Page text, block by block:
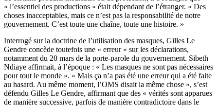
« l’essentiel des productions » était dépendant de l’étranger. « Des
choses inacceptables, mais ce n’est pas la responsabilité de notre
gouvernement. C’est toute une chaîne, toute une histoire. »
Interrogé sur la doctrine de l’utilisation des masques, Gilles Le
Gendre concède toutefois une « erreur » sur les déclarations,
notamment du 20 mars de la porte-parole du gouvernement. Sibeth
Ndiaye affirmait, à l’époque : « Les masques ne sont pas nécessaires
pour tout le monde ». « Mais ça n’a pas été une erreur qui a été faite
au hasard. Au même moment, l’OMS disait la même chose », s’est
défendu Gilles Le Gendre, affirmant que des « vérités sont apparues
de manière successive, parfois de manière contradictoire dans le